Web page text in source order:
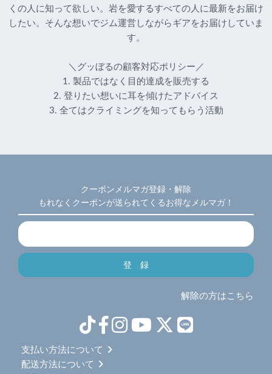
くの人に知って欲しい。岩を愛するすべての人に最新をお届け
したい。そんな想いでジム運営しながらギアをお届けしていま
す。
＼グッぼるの顧客対応ポリシー／
1. 製品ではなく目的達成を販売する
2. 登りたい想いに耳を傾けたアドバイス
3. 全てはクライミングを知ってもらう活動
クーポンメルマガ登録・解除
もれなくクーポンが送られてくるお得なメルマガ！
解除の方はこちら
支払い方法について
配送方法について